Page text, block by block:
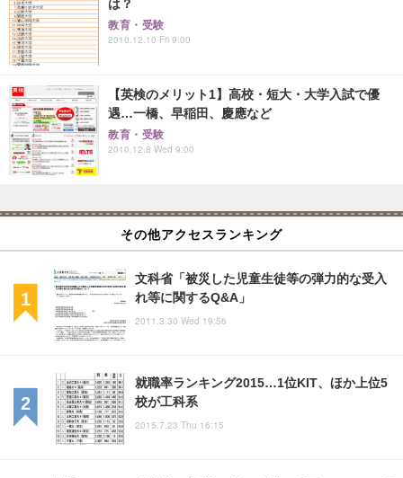
は？
教育・受験
2010.12.10 Fri 9:00
【英検のメリット1】高校・短大・大学入試で優
遇…一橋、早稲田、慶應など
教育・受験
2010.12.8 Wed 9:00
その他アクセスランキング
文科省「被災した児童生徒等の弾力的な受入
れ等に関するQ&A」
2011.3.30 Wed 19:56
就職率ランキング2015…1位KIT、ほか上位5
校が工科系
2015.7.23 Thu 16:15